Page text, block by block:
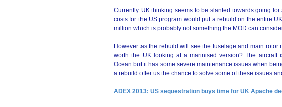
Currently UK thinking seems to be slanted towards going
costs for the US program would put a rebuild on the entire
million which is probably not something the MOD can
However as the rebuild will see the fuselage and main
worth the UK looking at a marinised version? The aircraft
Ocean but it has some severe maintenance issues when
a rebuild offer us the chance to solve some of these issues
ADEX 2013: US sequestration buys time for UK Apache